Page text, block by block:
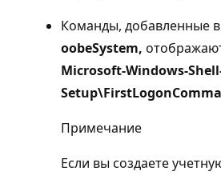
Команды, добавленные
oobeSystem,
Microsoft-Windows-
Примечание
Если вы создаете